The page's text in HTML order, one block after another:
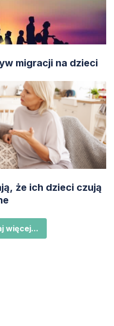
migracji na dzieci
że ich dzieci czują
więcej...